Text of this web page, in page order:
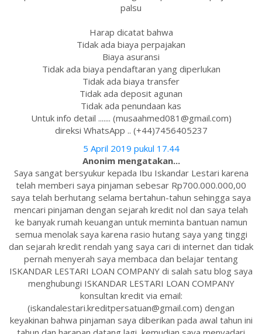
palsu
Harap dicatat bahwa
Tidak ada biaya perpajakan
Biaya asuransi
Tidak ada biaya pendaftaran yang diperlukan
Tidak ada biaya transfer
Tidak ada deposit agunan
Tidak ada penundaan kas
Untuk info detail ....... (musaahmed081@gmail.com)
direksi WhatsApp .. (+44)7456405237
5 April 2019 pukul 17.44
Anonim mengatakan...
Saya sangat bersyukur kepada Ibu Iskandar Lestari karena
telah memberi saya pinjaman sebesar Rp700.000.000,00
saya telah berhutang selama bertahun-tahun sehingga saya
mencari pinjaman dengan sejarah kredit nol dan saya telah
ke banyak rumah keuangan untuk meminta bantuan namun
semua menolak saya karena rasio hutang saya yang tinggi
dan sejarah kredit rendah yang saya cari di internet dan tidak
pernah menyerah saya membaca dan belajar tentang
ISKANDAR LESTARI LOAN COMPANY di salah satu blog saya
menghubungi ISKANDAR LESTARI LOAN COMPANY
konsultan kredit via email:
(iskandalestari.kreditpersatuan@gmail.com) dengan
keyakinan bahwa pinjaman saya diberikan pada awal tahun ini